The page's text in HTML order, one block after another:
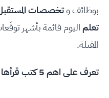
بوظائف وتخصصات
تعلماليوم قائمة بأشهر
المقبلة.
تعرف على اهم 5 كتب قرأها بيل غيتس